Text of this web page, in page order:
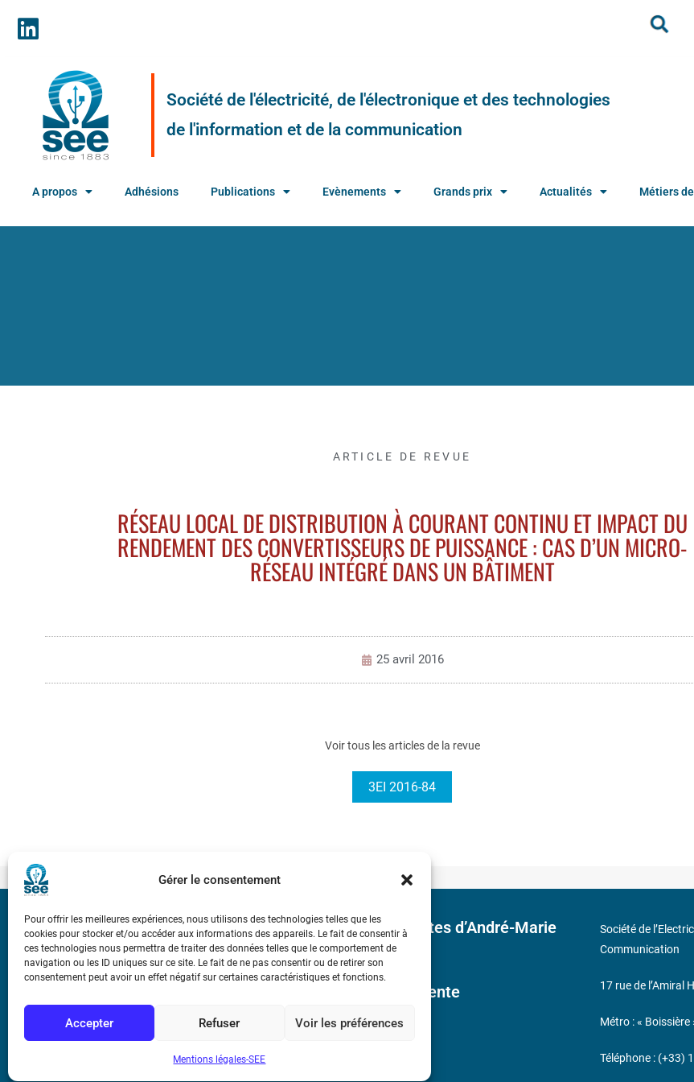
Gérer le consentement
Pour offrir les meilleures expériences, nous utilisons des technologies telles que les
cookies pour stocker et/ou accéder aux informations des appareils. Le fait de consentir à
ces technologies nous permettra de traiter des données telles que le comportement de
navigation ou les ID uniques sur ce site. Le fait de ne pas consentir ou de retirer son
consentement peut avoir un effet négatif sur certaines caractéristiques et fonctions.
Accepter Refuser Voir les préférences
Mentions légales-SEE
Société de l'électricité, de l'électronique et des technologies
de l'information et de la communication
A propos Adhésions Publications Evènements Grands prix Actualités Métiers
ARTICLE DE REVUE
RÉSEAU LOCAL DE DISTRIBUTION À COURANT CONTINU ET IMPACT DU
RENDEMENT DES CONVERTISSEURS DE PUISSANCE : CAS D’UN MICRO-
RÉSEAU INTÉGRÉ DANS UN BÂTIMENT
25 avril 2016
Voir tous les articles de la revue
3EI 2016-84
Bicentenaire des découvertes d’André-Marie
Ampère
Conditions Générales de Vente
Société de
Communication
17 rue de l’Amiral
Métro : « Boissière
Téléphone : (+33)